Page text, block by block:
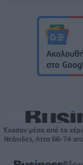
Έχασαν μέσα από τα
Νεάνιδες, ήττα 66-74